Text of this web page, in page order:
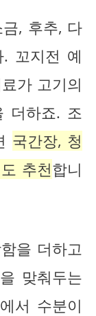
, 후추, 다
꼬지전 예
가 고기의
더하죠. 조
국간장, 청
추천합니
을 더하고
맞춰두는
서 수분이